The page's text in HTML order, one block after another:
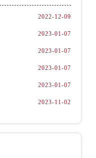
2022-12-09
2023-01-07
2023-01-07
2023-01-07
2023-01-07
2023-11-02